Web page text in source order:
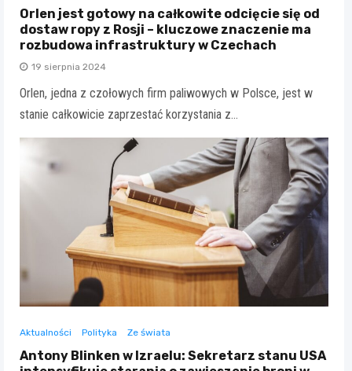
Orlen jest gotowy na całkowite odcięcie się od
dostaw ropy z Rosji – kluczowe znaczenie ma
rozbudowa infrastruktury w Czechach
19 sierpnia 2024
Orlen, jedna z czołowych firm paliwowych w Polsce, jest w
stanie całkowicie zaprzestać korzystania z…
Aktualności Polityka Ze świata
Antony Blinken w Izraelu: Sekretarz stanu USA